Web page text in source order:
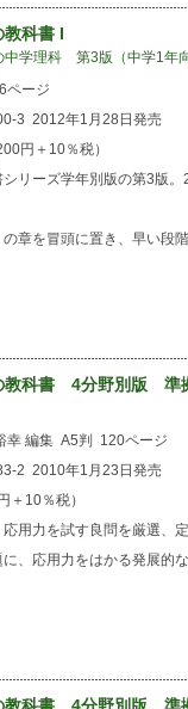
教科書 I
中学理科 第3版（中学1年向
ページ
3 2012年1月28日発売
円＋10％税）
リーズ学年別版の第3版
の章を冒頭に置き、早い段
教科書 4分野別版 準
幸 編集 A5判
120ページ
2 2010年1月23日発売
＋10％税）
用力を試す良問を厳選、
、応用力をはかる発展的